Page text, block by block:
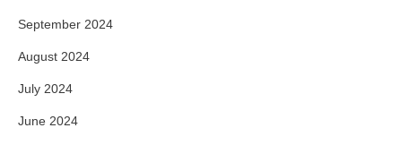
September 2024
August 2024
July 2024
June 2024